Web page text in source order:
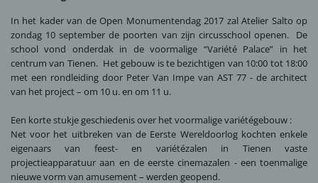
In het kader van de Open Monumentendag 2017 zal Atelier Salto op
zondag 10 september de poorten van zijn circusschool openen. De
school vond onderdak in de voormalige “Variété Palace” in het
centrum van Tienen. Het gebouw is te bezichtigen van 10:00 tot 18:00
met een rondleiding door Peter Van Impe van AST 77 - de architect
van het project – om 10 u. en om 11 u.
Een korte stukje geschiedenis over het voormalige variétégebouw :
Net voor het uitbreken van de Eerste Wereldoorlog kochten enkele
eigenaars van feest- en variétézalen in Tienen vaste
projectieapparatuur aan en de eerste cinemazalen - een toenmalige
nieuwe vorm van amusement – werden geopend.